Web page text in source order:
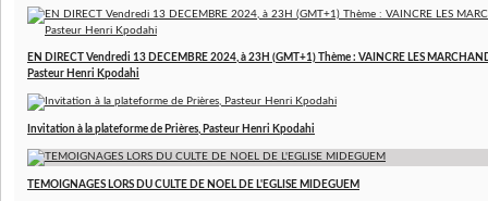
EN DIRECT Vendredi 13 DECEMBRE 2024, à 23H (GMT+1) Thème : VAINCRE LES
Pasteur Henri Kpodahi
Invitation à la plateforme de Prières, Pasteur Henri Kpodahi
TEMOIGNAGES LORS DU CULTE DE NOEL DE L'EGLISE MIDEGUEM